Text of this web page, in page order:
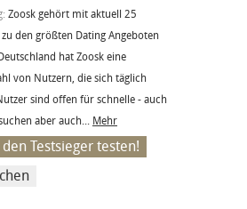
Zoosk gehört mit aktuell 25
den größten Dating Angeboten
hat Zoosk eine
von Nutzern, die sich täglich
sind offen für schnelle - auch
aber auch... Mehr
den Testsieger testen!